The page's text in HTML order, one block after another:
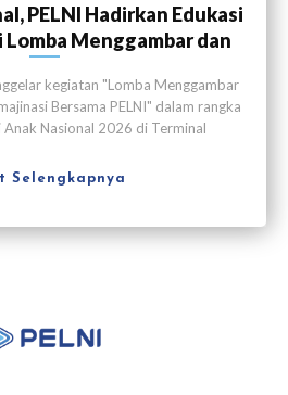
PELNI Hadirkan Edukasi
Menggambar dan
Mewarnai
kegiatan "Lomba Menggambar
Bersama PELNI" dalam rangka
Nasional 2026 di Terminal
Sabtu (25/7).
Selengkapnya